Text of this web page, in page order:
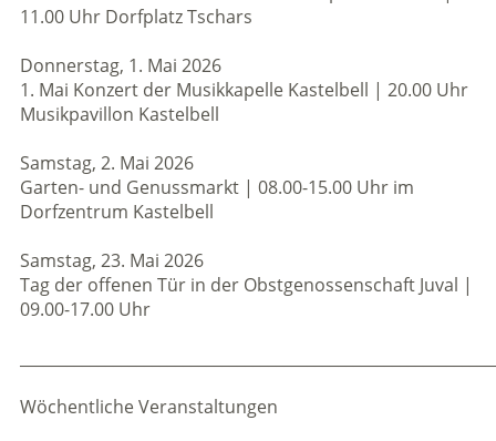
11.00 Uhr Dorfplatz Tschars
Donnerstag, 1. Mai 2026
1. Mai Konzert der Musikkapelle Kastelbell | 20.00 Uhr
Musikpavillon Kastelbell
Samstag, 2. Mai 2026
Garten- und Genussmarkt | 08.00-15.00 Uhr im
Dorfzentrum Kastelbell
Samstag, 23. Mai 2026
Tag der offenen Tür in der Obstgenossenschaft Juval |
09.00-17.00 Uhr
Wöchentliche Veranstaltungen